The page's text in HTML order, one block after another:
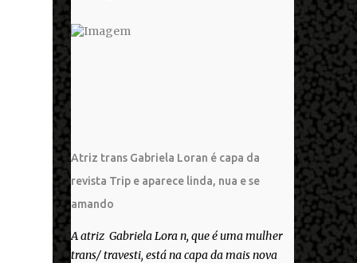
Atriz trans Gabriela Loran é capa da
revista Trip e aparece linda, nua e se
amando
A atriz Gabriela Lora n, que é uma mulher
trans/ travesti, está na capa da mais nova